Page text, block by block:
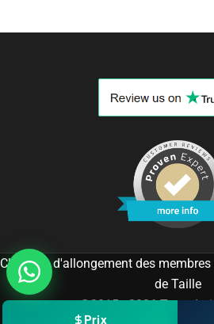
Chirurgie d'allongement des membres
de Taille
©2015 - 2026 Tous
Prix